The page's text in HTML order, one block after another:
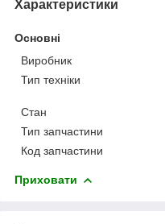
Характеристики
Основні
Виробник
Тип техніки
Стан
Тип запчастини
Код запчастини
Приховати